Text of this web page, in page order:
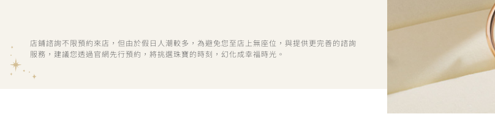
店鋪諮詢不限預約來店，但由於假日人潮較多，為避免您至店上無座位，與提供更完善的諮詢
服務，建議您透過官網先行預約，將挑選珠寶的時刻，幻化成幸福時光。